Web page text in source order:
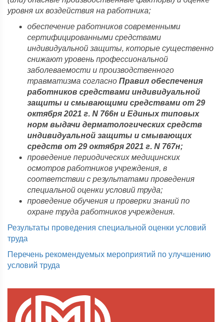
уровня их воздействия на работника;
обеспечение работников современными
сертифицированными средствами
индивидуальной защиты, которые существенно
снижают уровень профессиональной
заболеваемости и производственного
травматизма согласно Правил обеспечения
работников средствами индивидуальной
защиты и смывающими средствами от 29
октября 2021 г. N 766н и Единых типовых
норм выдачи дерматологических средств
индивидуальной защиты и смывающих
средств от 29 октября 2021 г. N 767н;
проведение периодических медицинских
осмотров работников учреждения, в
соответствии с результатами проведения
специальной оценки условий труда;
проведение обучения и проверки знаний по
охране труда работников учреждения.
Результаты проведения специальной оценки условий
труда
Перечень рекомендуемых мероприятий по улучшению
условий труда